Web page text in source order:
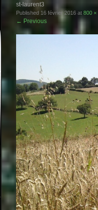
st-laurent3
Published 16 février 2016 at 800 ×
← Previous